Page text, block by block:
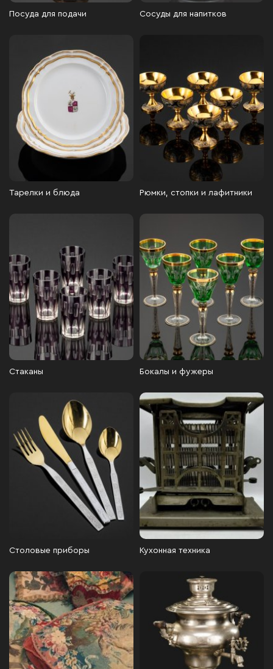
Посуда для подачи Сосуды для напитков
Тарелки и блюда Рюмки, стопки и лафитники
Стаканы Бокалы и фужеры
Столовые приборы Кухонная техника